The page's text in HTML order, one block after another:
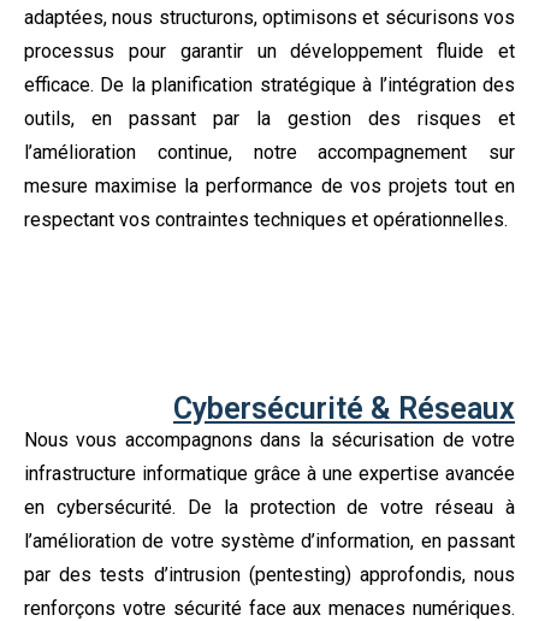
adaptées, nous structurons, optimisons et sécurisons vos
processus pour garantir un développement fluide et
efficace. De la planification stratégique à l’intégration des
outils, en passant par la gestion des risques et
l’amélioration continue, notre accompagnement sur
mesure maximise la performance de vos projets tout en
respectant vos contraintes techniques et opérationnelles.
Cybersécurité & Réseaux
Nous vous accompagnons dans la sécurisation de votre
infrastructure informatique grâce à une expertise avancée
en cybersécurité. De la protection de votre réseau à
l’amélioration de votre système d’information, en passant
par des tests d’intrusion (pentesting) approfondis, nous
renforçons votre sécurité face aux menaces numériques.